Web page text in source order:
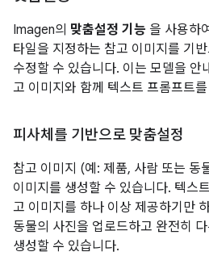
Imagen의 맞춤설정 기능 을 사용하
타일을 지정하는 참고 이미지를 기
수정할 수 있습니다. 이는 모델을 안
고 이미지와 함께 텍스트 프롬프트
피사체를 기반으로 맞춤설정
참고 이미지 (예: 제품, 사람 또는 동
이미지를 생성할 수 있습니다. 텍스
고 이미지를 하나 이상 제공하기만
동물의 사진을 업로드하고 완전히
생성할 수 있습니다.